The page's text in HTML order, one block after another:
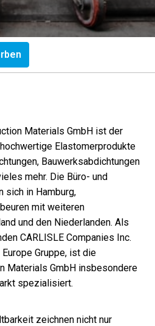
Materials GmbH ist der
Elastomerprodukte
Bauwerksabdichtungen
mehr. Die Büro- und
sich in Hamburg,
mit weiteren
und den Niederlanden. Als
CARLISLE Companies Inc.
Gruppe, ist die
Materials GmbH insbesondere
spezialisiert.
zeichnen nicht nur